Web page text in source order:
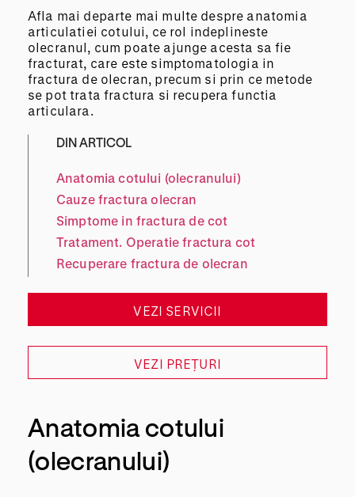
Afla mai departe mai multe despre anatomia
articulatiei cotului, ce rol indeplineste
olecranul, cum poate ajunge acesta sa fie
fracturat, care este simptomatologia in
fractura de olecran, precum si prin ce metode
se pot trata fractura si recupera functia
articulara.
DIN ARTICOL
Anatomia cotului (olecranului)
Cauze fractura olecran
Simptome in fractura de cot
Tratament. Operatie fractura cot
Recuperare fractura de olecran
VEZI SERVICII
VEZI PREȚURI
Anatomia cotului
(olecranului)